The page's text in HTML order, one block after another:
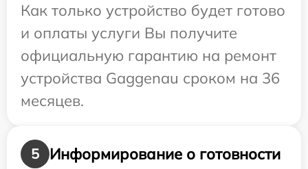
Как только устройство будет готово
и оплаты услуги Вы получите
официальную гарантию на ремонт
устройства Gaggenau сроком на 36
месяцев.
5
Информирование о готовности